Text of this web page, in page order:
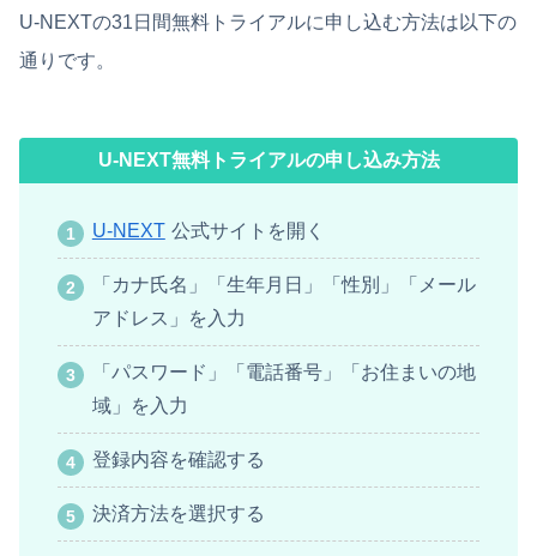
U-NEXTの31日間無料トライアルに申し込む方法は以下の
通りです。
U-NEXT無料トライアルの申し込み方法
U-NEXT 公式サイトを開く
「カナ氏名」「生年月日」「性別」「メール
アドレス」を入力
「パスワード」「電話番号」「お住まいの地
域」を入力
登録内容を確認する
決済方法を選択する